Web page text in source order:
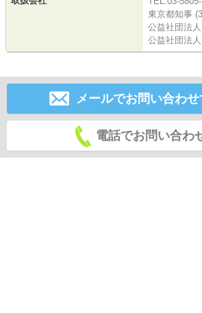
東京都知事
公益社団法
公益社団法
メールでお問い合わ
電話でお問い合わ